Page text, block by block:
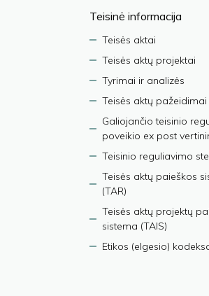
Teisinė informacija
Teisės aktai
Teisės aktų projektai
Tyrimai ir analizės
Teisės aktų pažeidimai
Galiojančio teisinio
poveikio ex post
Teisinio reguliavimo
Teisės aktų paieškos
(TAR)
Teisės aktų projektų
sistema (TAIS)
Etikos (elgesio)